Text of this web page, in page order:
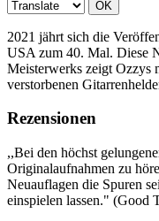
OK
2021 jährt sich die
USA zum 40. Mal. Diese
Meisterwerks zeigt Ozzys
verstorbenen
Rezensionen
,,Bei den höchst
Originalaufnahmen zu
Neuauflagen die Spuren
einspielen lassen." (Good